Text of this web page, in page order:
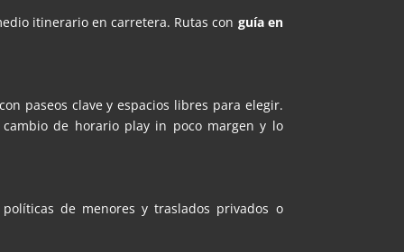
itinerario en carretera. Rutas con guía en
paseos clave y espacios libres para elegir.
de horario play in poco margen y lo
de menores y traslados privados o